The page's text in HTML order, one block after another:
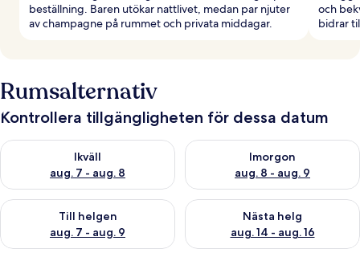
beställning. Baren utökar nattlivet, medan par njuter
av champagne på rummet och privata middagar.
och
bidrar
Rumsalternativ
Kontrollera tillgängligheten för dessa datum
Ikväll
aug. 7 - aug. 8
Kontrollera tillgängligheten för ikväll aug. 7 - aug. 8
Imorgon
aug. 8 - aug. 9
Kontrollera tillgängligheten
Till helgen
aug. 7 - aug. 9
Kontrollera tillgängligheten för den här helgen aug. 7 - aug. 9
Nästa helg
aug. 14 - aug. 16
Kontrollera tillgängligheten